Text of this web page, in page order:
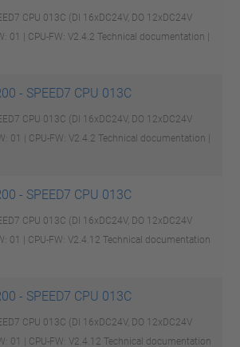
CPU 013C (DI 16xDC24V, DO 12xDC24V
01 | CPU-FW: V2.4.2 Technical documentation |
- SPEED7 CPU 013C
CPU 013C (DI 16xDC24V, DO 12xDC24V
01 | CPU-FW: V2.4.2 Technical documentation |
- SPEED7 CPU 013C
CPU 013C (DI 16xDC24V, DO 12xDC24V
01 | CPU-FW: V2.4.12 Technical documentation
- SPEED7 CPU 013C
CPU 013C (DI 16xDC24V, DO 12xDC24V
01 | CPU-FW: V2.4.12 Technical documentation